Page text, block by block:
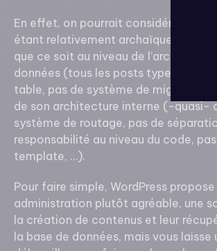
En effet, on pourrait considérer
étant relativement archaïque dans sa
que ce soit au niveau de
données (tous les posts types dans
table, pas de système de migration ni
de son architecture interne (-quasi-
système de routage, pas de
responsabilité au niveau du code,
template, …).
Pour faire simple, WordPress propose
administration plutôt agréable, une
la création de contenus et leur
la base de données, mais vous laisse